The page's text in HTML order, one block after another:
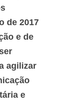
de 2017
e de
agilizar
e